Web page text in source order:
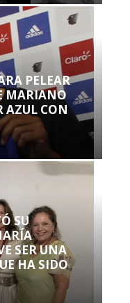
PELEAR
MARIANO
AZUL CON
SU
SER UNA
HA SIDO